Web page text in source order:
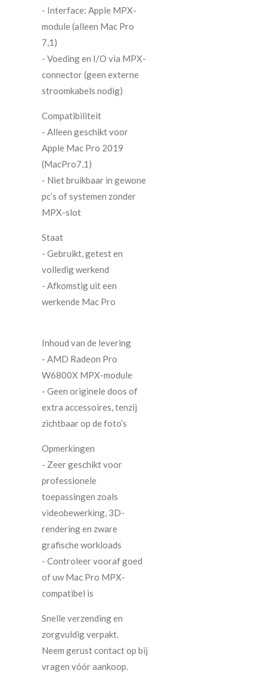
- Interface: Apple MPX-
module (alleen Mac Pro
7,1)
- Voeding en I/O via MPX-
connector (geen externe
stroomkabels nodig)
Compatibiliteit
- Alleen geschikt voor
Apple Mac Pro 2019
(MacPro7,1)
- Niet bruikbaar in gewone
pc’s of systemen zonder
MPX-slot
Staat
- Gebruikt, getest en
volledig werkend
- Afkomstig uit een
werkende Mac Pro
Inhoud van de levering
- AMD Radeon Pro
W6800X MPX-module
- Geen originele doos of
extra accessoires, tenzij
zichtbaar op de foto’s
Opmerkingen
- Zeer geschikt voor
professionele
toepassingen zoals
videobewerking, 3D-
rendering en zware
grafische workloads
- Controleer vooraf goed
of uw Mac Pro MPX-
compatibel is
Snelle verzending en
zorgvuldig verpakt.
Neem gerust contact op bij
vragen vóór aankoop.